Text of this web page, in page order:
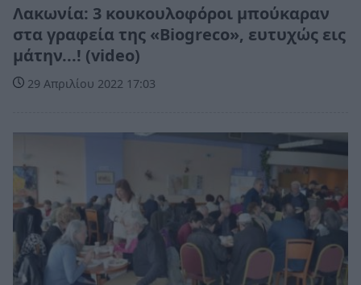
Λακωνία: 3 κουκουλοφόροι μπούκαραν
στα γραφεία της «Biogreco», ευτυχώς εις
μάτην...! (video)
29 Απριλίου 2022 17:03